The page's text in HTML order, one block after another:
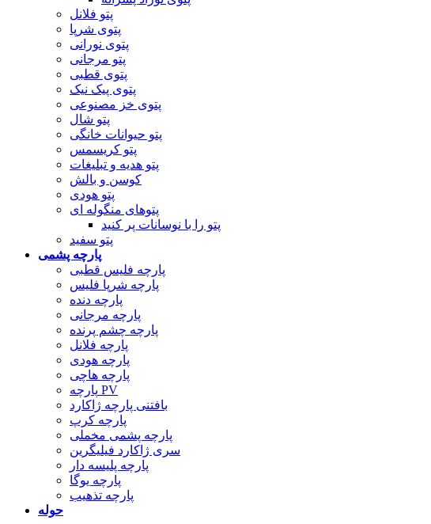
پتو فلانل
پتوی شرپا
پتوی نورانی
پتو مرجانی
پتوی قطبی
پتوی پیک نیک
پتوی خز مصنوعی
پتو شال
پتو حیوانات خانگی
پتو کریسمس
پتو هدیه و تبلیغات
کوسن و بالش
پتو هودی
پتوهای منگوله ای
پتو را با نوسانات پر کنید
پتو سفید
پارچه پشمی
پارچه فلیس قطبی
پارچه شرپا فلیس
پارچه دنده
پارچه مرجانی
پارچه چشم پرنده
پارچه فلانل
پارچه هودی
پارچه هاچی
پارچه PV
بافتنی پارچه ژاکارد
پارچه کرپ
پارچه پشمی مخملی
سری ژاکارد فیلیگرین
پارچه پلیسه دار
پارچه یوگا
پارچه تذهیب
حوله